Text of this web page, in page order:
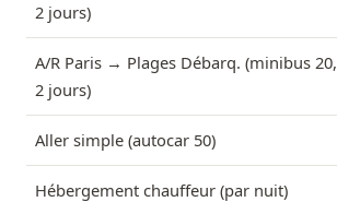
2 jours)
A/R Paris → Plages Débarq. (minibus 20,
2 jours)
Aller simple (autocar 50)
Hébergement chauffeur (par nuit)